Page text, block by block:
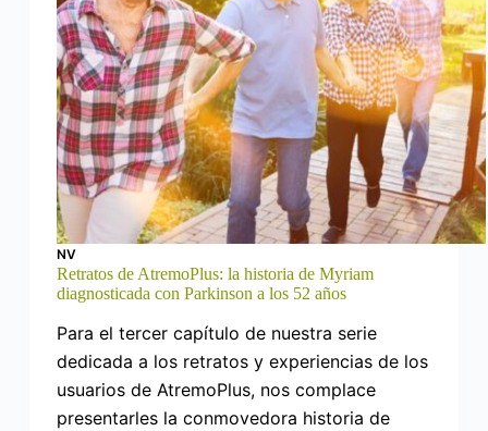
NV
Retratos de AtremoPlus: la historia de Myriam
diagnosticada con Parkinson a los 52 años
Para el tercer capítulo de nuestra serie
dedicada a los retratos y experiencias de los
usuarios de AtremoPlus, nos complace
presentarles la conmovedora historia de